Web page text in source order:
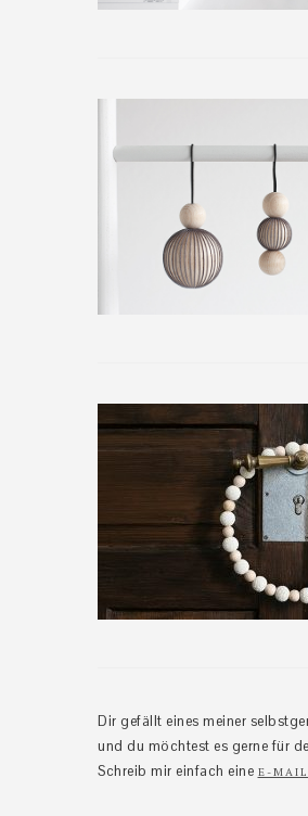
Dir gefällt eines meiner
und du möchtest es gerne für
Schreib mir einfach eine E-MAIL